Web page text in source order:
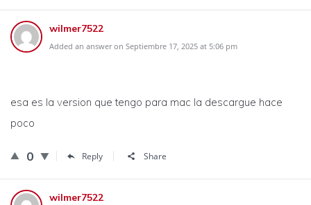
wilmer7522
Added an answer on Septiembre 17, 2025 at 5:06 pm
esa es la version que tengo para mac la descargue hace
poco
0 Reply Share
wilmer7522